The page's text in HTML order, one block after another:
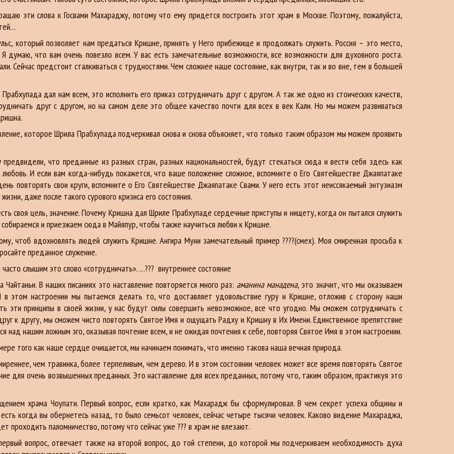
эти слова к Госвами Махараджу, потому что ему придется построить этот храм в Москве. Поэтому, пожалуйста,
который позволяет нам предаться Кришне, принять у Него прибежище и продолжать служить. Россия – это место,
думаю, что вам очень повезло всем. У вас есть замечательные возможности, все возможности для духовного роста.
Сейчас предстоит сталкиваться с трудностями. Чем сложнее наше состояние, как внутри, так и во вне, тем в большей
дал нам всем, это исполнить его приказ сотрудничать друг с другом. А так же одно из стоических качеств,
друг с другом, но на самом деле это общее качество почти для всех в век Кали. Но мы можем развиваться
которое Шрила Прабхупада подчеркивал снова и снова объясняет, что только таким образом мы можем проявить
предвидели, что преданные из разных стран, разных национальностей, будут стекаться сюда и вести себя здесь как
И если вам когда-нибудь покажется, что ваше положение сложное, вспомните о Его Святейшестве Джаяпатаке
повторять свои круги, вспомните о Его Святейшестве Джаяпатаке Свами. У него есть этот неиссякаемый энтузиазм
даже после такого сурового кризиса его состояния.
своя цель, значение. Почему Кришна дал Шриле Прабхупаде сердечные приступы и нищету, когда он пытался служить
и приезжаем сюда в Майяпур, чтобы также научиться любви к Кришне.
чтоб вдохновлять людей служить Кришне. Ангира Муни замечательный пример ????(смех). Моя смиренная просьба к
преданное служение.
слышим это слово «сотрудничать». …??? внутреннее состояние
В наших писаниях это наставление повторяется много раз: аманина манадена, это значит, что мы оказываем
этом настроении мы пытаемся делать то, что доставляет удовольствие гуру и Кришне, отложив с сторону наши
эти принципы в своей жизни, у нас будут силы совершить невозможное, все что угодно. Мы сможем сотрудничать с
к другу, мы сможем чисто повторять Святое Имя и ощущать Радху и Кришну в Их Имени. Единственное препятствие
нашим ложным эго, оказывая почтение всем, и не ожидая почтения к себе, повторяя Святое Имя в этом настроении.
того как наше сердце очищается, мы начинаем понимать, что именно такова наша вечная природа.
чем травинка, более терпеливым, чем дерево. И в этом состоянии человек может все время повторять Святое
для очень возвышенных преданных. Это наставление для всех преданных, потому что, таким образом, практикуя это
храма Чоупати. Первый вопрос, если кратко, как Махарадж бы сформулировал. В чем секрет успеха общины и
когда вы обернетесь назад, то было семьсот человек, сейчас четыре тысячи человек. Каково видение Махараджа,
проходить паломничество, потому что сейчас уже ??? в храм не влезают.
вопрос, отвечает также на второй вопрос, до той степени, до которой мы подчеркиваем необходимость духа